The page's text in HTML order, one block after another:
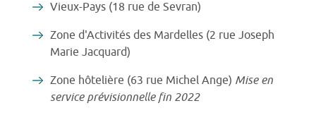
Vieux-Pays (18 rue de Sevran)
Zone d'Activités des Mardelles (2 rue Joseph
Marie Jacquard)
Zone hôtelière (63 rue Michel Ange) Mise en
service prévisionnelle fin 2022